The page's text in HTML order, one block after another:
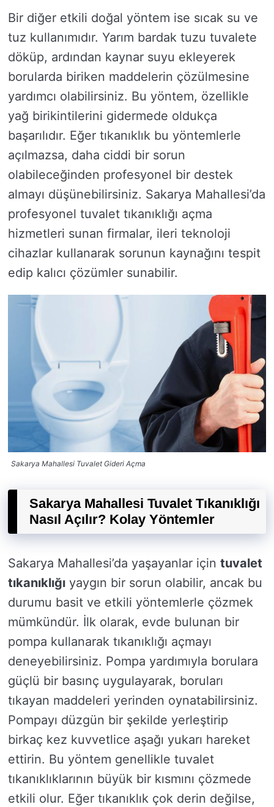
Bir diğer etkili doğal yöntem ise sıcak su ve
tuz kullanımıdır. Yarım bardak tuzu tuvalete
döküp, ardından kaynar suyu ekleyerek
borularda biriken maddelerin çözülmesine
yardımcı olabilirsiniz. Bu yöntem, özellikle
yağ birikintilerini gidermede oldukça
başarılıdır. Eğer tıkanıklık bu yöntemlerle
açılmazsa, daha ciddi bir sorun
olabileceğinden profesyonel bir destek
almayı düşünebilirsiniz. Sakarya Mahallesi’da
profesyonel tuvalet tıkanıklığı açma
hizmetleri sunan firmalar, ileri teknoloji
cihazlar kullanarak sorunun kaynağını tespit
edip kalıcı çözümler sunabilir.
Sakarya Mahallesi Tuvalet Gideri Açma
Sakarya Mahallesi Tuvalet Tıkanıklığı
Nasıl Açılır? Kolay Yöntemler
Sakarya Mahallesi’da yaşayanlar için tuvalet
tıkanıklığı yaygın bir sorun olabilir, ancak bu
durumu basit ve etkili yöntemlerle çözmek
mümkündür. İlk olarak, evde bulunan bir
pompa kullanarak tıkanıklığı açmayı
deneyebilirsiniz. Pompa yardımıyla borulara
güçlü bir basınç uygulayarak, boruları
tıkayan maddeleri yerinden oynatabilirsiniz.
Pompayı düzgün bir şekilde yerleştirip
birkaç kez kuvvetlice aşağı yukarı hareket
ettirin. Bu yöntem genellikle tuvalet
tıkanıklıklarının büyük bir kısmını çözmede
etkili olur. Eğer tıkanıklık çok derin değilse,